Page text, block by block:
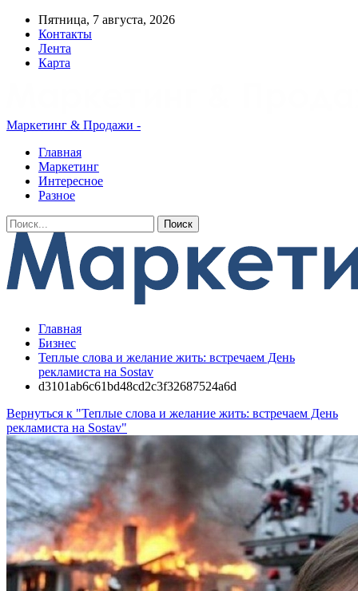
Пятница, 7 августа, 2026
Контакты
Лента
Карта
Маркетинг & Продажи -
Главная
Маркетинг
Интересное
Разное
Главная
Бизнес
Теплые слова и желание жить: встречаем День
рекламиста на Sostav
d3101ab6c61bd48cd2c3f32687524a6d
Вернуться к "Теплые слова и желание жить: встречаем День
рекламиста на Sostav"